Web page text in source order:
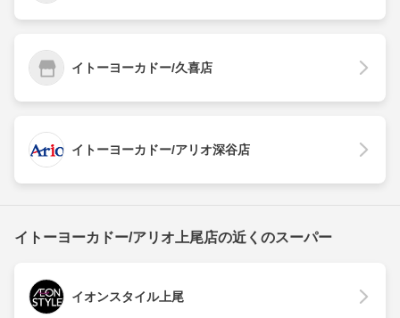
イトーヨーカドー/久喜店
イトーヨーカドー/アリオ深谷店
イトーヨーカドー/アリオ上尾店の近くのスーパー
イオンスタイル上尾